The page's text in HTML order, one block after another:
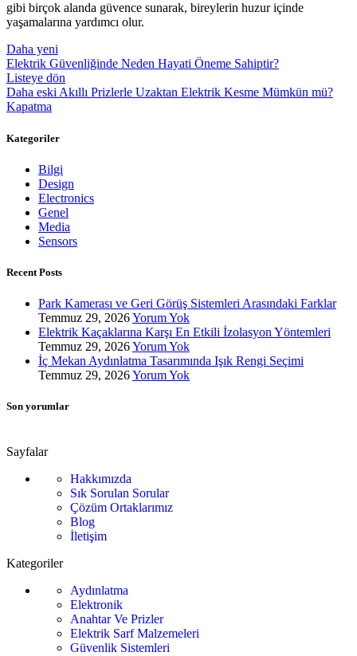
gibi birçok alanda güvence sunarak, bireylerin huzur içinde
yaşamalarına yardımcı olur.
Daha yeni
Elektrik Güvenliğinde Neden Hayati Öneme Sahiptir?
Listeye dön
Daha eski Akıllı Prizlerle Uzaktan Elektrik Kesme Mümkün mü?
Kapatma
Kategoriler
Bilgi
Design
Electronics
Genel
Media
Sensors
Recent Posts
Park Kamerası ve Geri Görüş Sistemleri Arasındaki Farklar
Temmuz 29, 2026Yorum Yok
Elektrik Kaçaklarına Karşı En Etkili İzolasyon Yöntemleri
Temmuz 29, 2026Yorum Yok
İç Mekan Aydınlatma Tasarımında Işık Rengi Seçimi
Temmuz 29, 2026Yorum Yok
Son yorumlar
Sayfalar
Hakkımızda
Sık Sorulan Sorular
Çözüm Ortaklarımız
Blog
İletişim
Kategoriler
Aydınlatma
Elektronik
Anahtar Ve Prizler
Elektrik Sarf Malzemeleri
Güvenlik Sistemleri